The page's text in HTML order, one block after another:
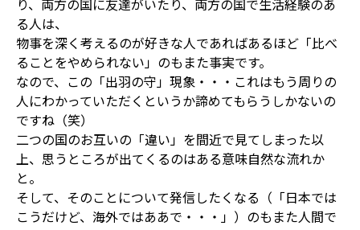
る人は、
物事を深く考えるのが好きな人であればあるほど「比べ
ることをやめられない」のもまた事実です。
なので、この「出羽の守」現象・・・これはもう周りの
人にわかっていただくというか諦めてもらうしかないの
ですね（笑）
二つの国のお互いの「違い」を間近で見てしまった以
上、思うところが出てくるのはある意味自然な流れか
と。
そして、そのことについて発信したくなる（「日本では
こうだけど、海外ではああで・・・」）のもまた人間で